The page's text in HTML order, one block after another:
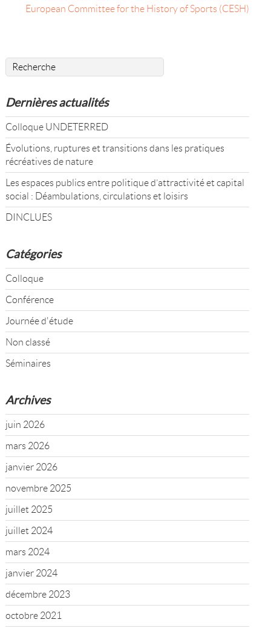
European Committee for the History of Sports (CESH)
Dernières actualités
Colloque UNDETERRED
Évolutions, ruptures et transitions dans les pratiques
récréatives de nature
Les espaces publics entre politique d’attractivité et capital
social : Déambulations, circulations et loisirs
DINCLUES
Catégories
Colloque
Conférence
Journée d'étude
Non classé
Séminaires
Archives
juin 2026
mars 2026
janvier 2026
novembre 2025
juillet 2025
juillet 2024
mars 2024
janvier 2024
décembre 2023
octobre 2021